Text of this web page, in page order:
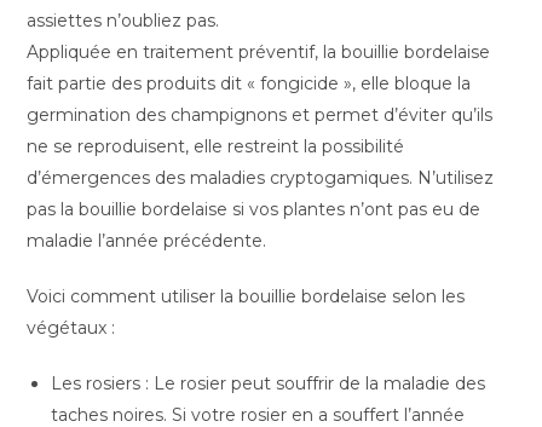
assiettes n’oubliez pas.
Appliquée en traitement préventif, la bouillie bordelaise
fait partie des produits dit « fongicide », elle bloque la
germination des champignons et permet d’éviter qu’ils
ne se reproduisent, elle restreint la possibilité
d’émergences des maladies cryptogamiques. N’utilisez
pas la bouillie bordelaise si vos plantes n’ont pas eu de
maladie l’année précédente.
Voici comment utiliser la bouillie bordelaise selon les
végétaux :
Les rosiers : Le rosier peut souffrir de la maladie des
taches noires. Si votre rosier en a souffert l’année